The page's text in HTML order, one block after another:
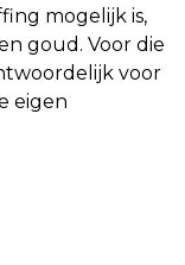
mogelijk is,
goud. Voor die
voor
eigen